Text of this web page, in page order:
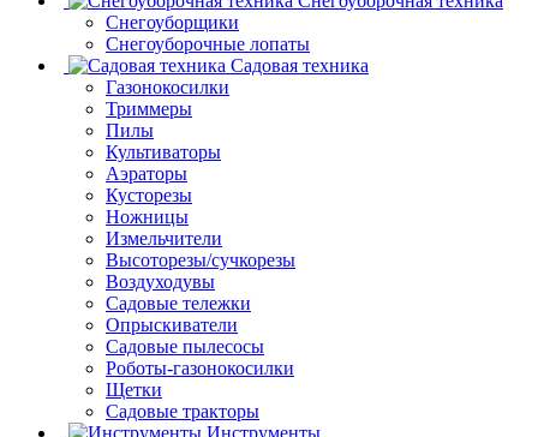
Снегоуборщики
Снегоуборочные лопаты
Садовая техника
Газонокосилки
Триммеры
Пилы
Культиваторы
Аэраторы
Кусторезы
Ножницы
Измельчители
Высоторезы/сучкорезы
Воздуходувы
Садовые тележки
Опрыскиватели
Садовые пылесосы
Роботы-газонокосилки
Щетки
Садовые тракторы
Инструменты